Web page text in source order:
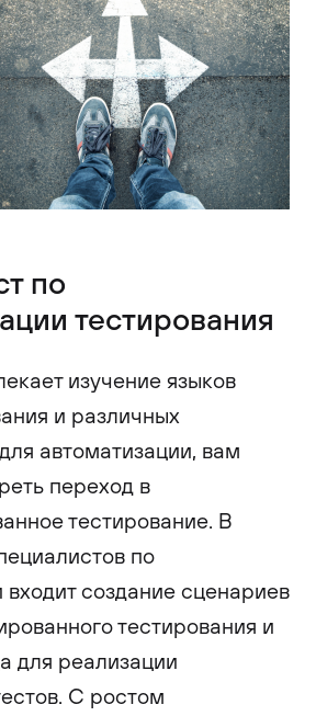
по
тестирования
изучение языков
и различных
автоматизации, вам
переход в
тестирование. В
по
входит создание сценариев
тестирования и
для реализации
С ростом